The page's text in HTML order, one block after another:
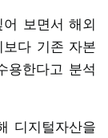
보면서 해외
다 기존 자본
용한다고 분석
디지털자산을